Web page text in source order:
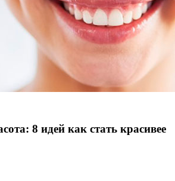
8 идей как стать красивее